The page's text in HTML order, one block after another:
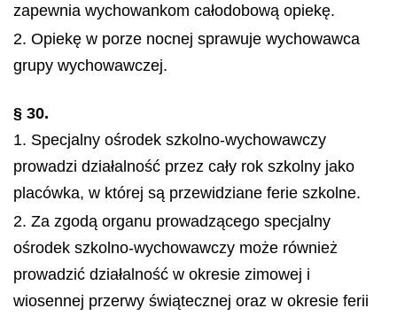
zapewnia wychowankom całodobową opiekę.
2. Opiekę w porze nocnej sprawuje wychowawca
grupy wychowawczej.
§ 30.
1. Specjalny ośrodek szkolno-wychowawczy
prowadzi działalność przez cały rok szkolny jako
placówka, w której są przewidziane ferie szkolne.
2. Za zgodą organu prowadzącego specjalny
ośrodek szkolno-wychowawczy może również
prowadzić działalność w okresie zimowej i
wiosennej przerwy świątecznej oraz w okresie ferii